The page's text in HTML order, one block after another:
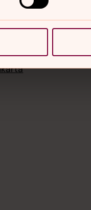
verksamheter
& ungdom
och